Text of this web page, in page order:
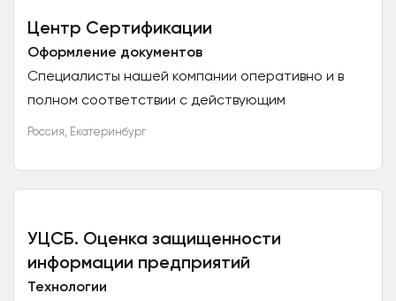
Центр Сертификации
Оформление документов
Специалисты нашей компании оперативно и в
полном соответствии с действующим
законодательством помогут оформить вам: —
требованиям Технических регламентов ТС и...
Россия, Екатеринбург
УЦСБ. Оценка защищенности
информации предприятий
Технологии